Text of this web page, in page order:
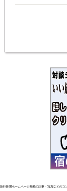
旅行新聞ホームページ掲載の記事・写真などのコ